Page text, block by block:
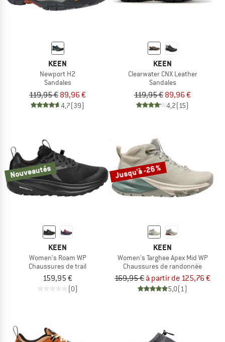
KEEN
Newport H2
Sandales
119,95 € 89,96 €
4,7(39)
KEEN
Clearwater CNX Leather
Sandales
119,95 € 89,96 €
4,2(15)
Nouveautés
KEEN
Women's Roam WP
Chaussures de trail
159,95 €
(0)
Jusqu'à -26 %
KEEN
Women's Targhee Apex Mid WP
Chaussures de randonnée
169,95 € à partir de 125,76 €
5,0(1)